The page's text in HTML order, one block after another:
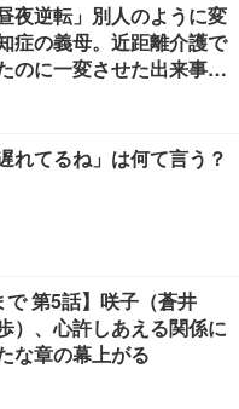
夜逆転」別人のように変
症の義母。近距離介護で
のに一変させた出来事と
れてるね」は何て言う？
蒼井
）、心許しあえる関係に
な章の幕上がる